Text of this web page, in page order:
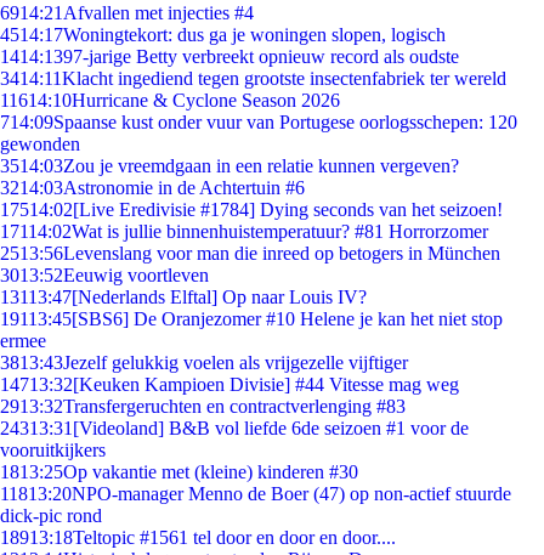
6914:21 Afvallen met injecties #4
4514:17Woningtekort: dus ga je woningen slopen, logisch
1414:1397-jarige Betty verbreekt opnieuw record als oudste
3414:11Klacht ingediend tegen grootste insectenfabriek ter wereld
11614:10Hurricane & Cyclone Season 2026
714:09Spaanse kust onder vuur van Portugese oorlogsschepen: 120
gewonden
3514:03Zou je vreemdgaan in een relatie kunnen vergeven?
3214:03Astronomie in de Achtertuin #6
17514:02[Live Eredivisie #1784] Dying seconds van het seizoen!
17114:02Wat is jullie binnenhuistemperatuur? #81 Horrorzomer
2513:56Levenslang voor man die inreed op betogers in München
3013:52Eeuwig voortleven
13113:47[Nederlands Elftal] Op naar Louis IV?
19113:45[SBS6] De Oranjezomer #10 Helene je kan het niet stop
ermee
3813:43Jezelf gelukkig voelen als vrijgezelle vijftiger
14713:32[Keuken Kampioen Divisie] #44 Vitesse mag weg
2913:32Transfergeruchten en contractverlenging #83
24313:31 [Videoland] B&B vol liefde 6de seizoen #1 voor de
vooruitkijkers
1813:25Op vakantie met (kleine) kinderen #30
11813:20NPO-manager Menno de Boer (47) op non-actief stuurde
dick-pic rond
18913:18Teltopic #1561 tel door en door en door....